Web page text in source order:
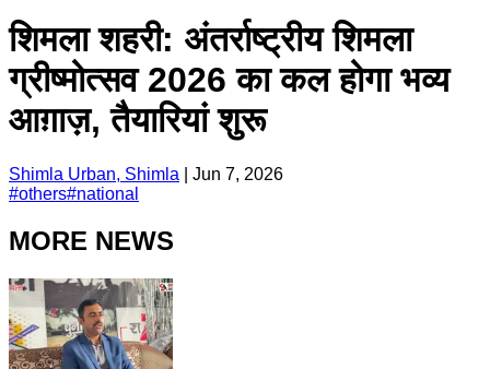
शिमला शहरी: अंतर्राष्ट्रीय शिमला
ग्रीष्मोत्सव 2026 का कल होगा भव्य
आग़ाज़, तैयारियां शुरू
Shimla Urban, Shimla
Jun 7, 2026
#others#national
MORE NEWS